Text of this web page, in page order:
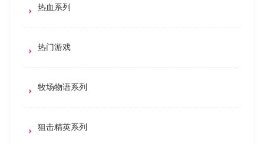
热血系列
热门游戏
牧场物语系列
狙击精英系列